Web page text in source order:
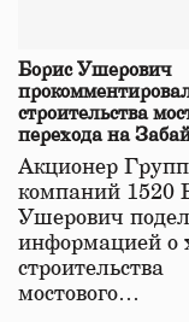
Борис Ушерович
строительства
перехода на
железной дороге
Акционер
компаний 1520
Ушерович
информацией о
строительства
мостового…